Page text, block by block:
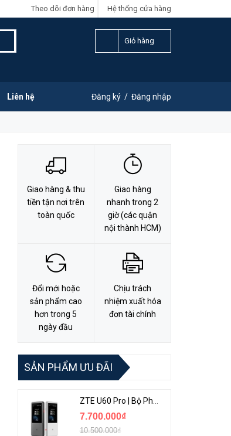
Hệ thống cửa hàng
Theo dõi đơn hàng
Giỏ hàng
Liên hệ Đăng ký / Đăng nhập
LIÊN HỆ ĐẶT HÀNG
Giao hàng & thu
tiền tận nơi trên
toàn quốc
Giao hàng
nhanh trong 2
giờ (các quận
nội thành HCM)
Đổi mới hoặc
sản phẩm cao
hơn trong 5
ngày đầu
Chịu trách
nhiệm xuất hóa
đơn tài chính
SẢN PHẨM ƯU ĐÃI
ZTE U60 Pro | Bộ Phát 5G Cầm Tay Tích Hợp Công Nghệ WiFi 7, Pin 10000mAh
7.700.000₫
10.500.000₫